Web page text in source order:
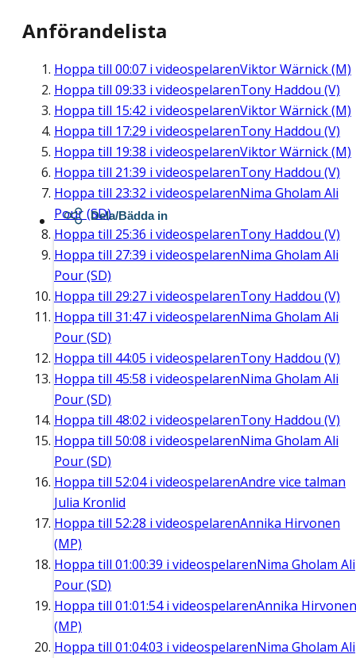
Anförandelista
Hoppa till 00:07 i videospelarenViktor Wärnick (M)
Hoppa till 09:33 i videospelarenTony Haddou (V)
Hoppa till 15:42 i videospelarenViktor Wärnick (M)
Hoppa till 17:29 i videospelarenTony Haddou (V)
Hoppa till 19:38 i videospelarenViktor Wärnick (M)
Hoppa till 21:39 i videospelarenTony Haddou (V)
Hoppa till 23:32 i videospelarenNima Gholam Ali
Pour (SD)
Hoppa till 25:36 i videospelarenTony Haddou (V)
Hoppa till 27:39 i videospelarenNima Gholam Ali
Pour (SD)
Hoppa till 29:27 i videospelarenTony Haddou (V)
Hoppa till 31:47 i videospelarenNima Gholam Ali
Pour (SD)
Hoppa till 44:05 i videospelarenTony Haddou (V)
Hoppa till 45:58 i videospelarenNima Gholam Ali
Pour (SD)
Hoppa till 48:02 i videospelarenTony Haddou (V)
Hoppa till 50:08 i videospelarenNima Gholam Ali
Pour (SD)
Hoppa till 52:04i videospelarenAndre vice talman
Julia Kronlid
Hoppa till 52:28 i videospelarenAnnika Hirvonen
(MP)
Hoppa till 01:00:39 i videospelarenNima Gholam Ali
Pour (SD)
Hoppa till 01:01:54i videospelarenAnnika Hirvonen
(MP)
Hoppa till 01:04:03 i videospelarenNima Gholam Ali
Dela/Bädda in